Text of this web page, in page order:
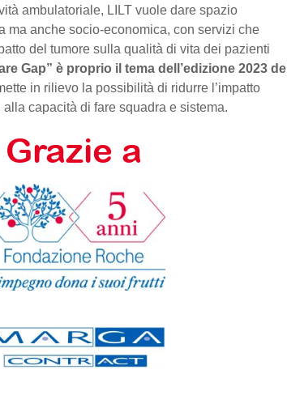
ambulatoriale, LILT vuole dare spazio
ma anche socio-economica, con servizi che
del tumore sulla qualità di vita dei pazienti
Gap” è proprio il tema dell’edizione 2023 del
in rilievo la possibilità di ridurre l’impatto
capacità di fare squadra e sistema.
Grazie a